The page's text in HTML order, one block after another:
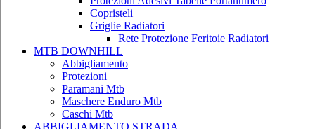
Copristeli
Griglie Radiatori
Rete Protezione Feritoie Radiatori
MTB DOWNHILL
Abbigliamento
Protezioni
Paramani Mtb
Maschere Enduro Mtb
Caschi Mtb
ABBIGLIAMENTO STRADA